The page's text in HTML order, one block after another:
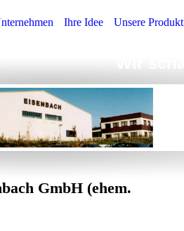
Ihre Idee Unsere
GmbH (ehem.